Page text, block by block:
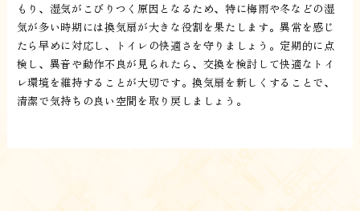
もり、湿気がこびりつく原因となるため、特に梅雨や冬などの湿
気が多い時期には換気扇が大きな役割を果たします。異常を感じ
たら早めに対応し、トイレの快適さを守りましょう。定期的に点
検し、異音や動作不良が見られたら、交換を検討して快適なトイ
レ環境を維持することが大切です。換気扇を新しくすることで、
清潔で気持ちの良い空間を取り戻しましょう。